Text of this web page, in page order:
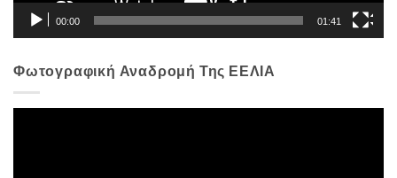
00:00 01:41
Φωτογραφική Αναδρομή Της ΕΕΛΙΑ